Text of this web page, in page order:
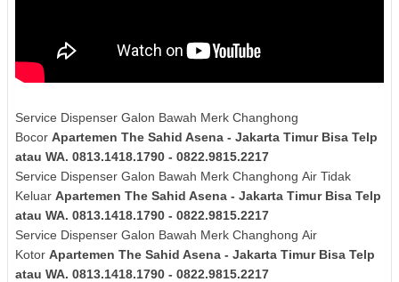
Service Dispenser Galon Bawah Merk Changhong
Bocor Apartemen The Sahid Asena - Jakarta Timur Bisa Telp
atau WA. 0813.1418.1790 - 0822.9815.2217
Service Dispenser Galon Bawah Merk Changhong Air Tidak
Keluar Apartemen The Sahid Asena - Jakarta Timur Bisa Telp
atau WA. 0813.1418.1790 - 0822.9815.2217
Service Dispenser Galon Bawah Merk Changhong Air
Kotor Apartemen The Sahid Asena - Jakarta Timur Bisa Telp
atau WA. 0813.1418.1790 - 0822.9815.2217